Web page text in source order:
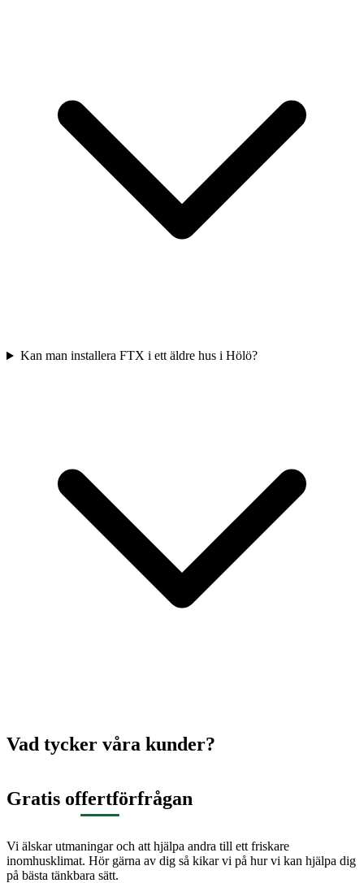
Kan man installera FTX i ett äldre hus i Hölö?
Vad tycker våra kunder?
Gratis offertförfrågan
Vi älskar utmaningar och att hjälpa andra till ett friskare
inomhusklimat. Hör gärna av dig så kikar vi på hur vi kan hjälpa dig
på bästa tänkbara sätt.